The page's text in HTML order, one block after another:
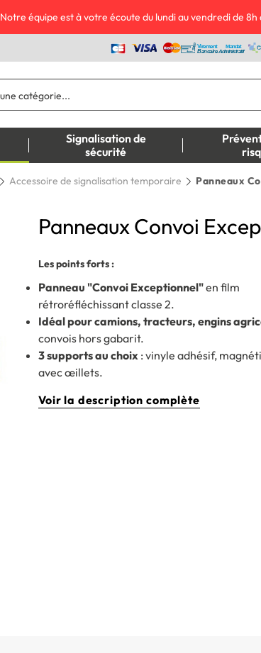
Notre équipe est à votre écoute du lundi au vendredi de 8h
Signalisation de
sécurité
Accessoire de signalisation temporaire Panneaux
Panneaux Convoi
Les points forts :
Panneau "Convoi Exceptionnel"en film
rétroréfléchissant classe 2.
Idéal pour camions, tracteurs, engins
convois hors gabarit.
3 supports au choix : vinyle adhésif,
avec œillets.
Voir la description complète